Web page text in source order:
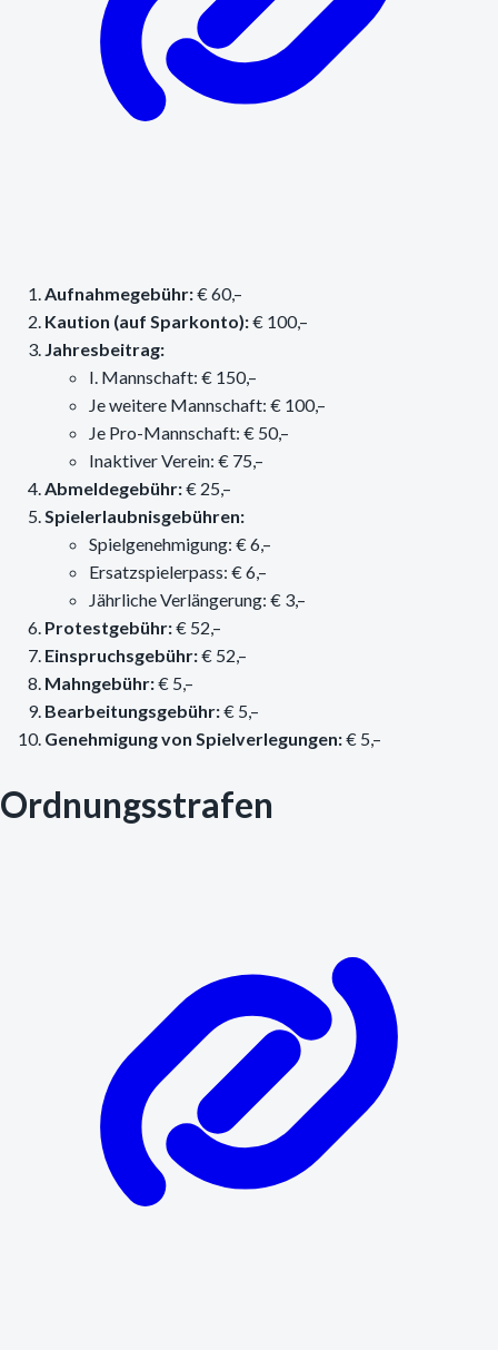
Aufnahmegebühr:€ 60,–
Kaution (auf Sparkonto):€ 100,–
Jahresbeitrag:
I. Mannschaft: € 150,–
Je weitere Mannschaft: € 100,–
Je Pro-Mannschaft: € 50,–
Inaktiver Verein: € 75,–
Abmeldegebühr:€ 25,–
Spielerlaubnisgebühren:
Spielgenehmigung: € 6,–
Ersatzspielerpass: € 6,–
Jährliche Verlängerung: € 3,–
Protestgebühr:€ 52,–
Einspruchsgebühr:€ 52,–
Mahngebühr:€ 5,–
Bearbeitungsgebühr:€ 5,–
Genehmigung von Spielverlegungen:€ 5,–
Ordnungsstrafen